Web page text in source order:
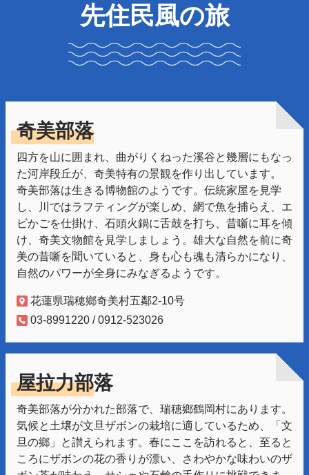
先住民風の旅
奇美部落
四方を山に囲まれ、曲がりくねった溪谷と幾層にもなっ
た河岸段丘が、奇美特有の景観を作り出しています。
奇美部落は生きる博物館のようです。伝統家屋を見学
し、川ではラフティングが楽しめ、網で魚を捕らえ、エ
ビかごを仕掛け、石頭火鍋に舌鼓を打ち、昔噺に耳を傾
け、奇美文物館を見学しましょう。雄大な自然を前に奇
美の昔噺を聞いていると、身も心も魂も清らかになり、
自然のパワーが全身にみなぎるようです。
花蓮県瑞穂鄉奇美村五鄰2-10号
03-8991220 / 0912-523026
屋拉力部落
奇美部落が分かれた部落で、瑞穂鄉鶴岡村にあります。
気候と土壌が文旦ザボンの栽培に適しているため、「文
旦の鄉」と讃えられます。春にここを訪れると、至ると
ころにザボンの花の香りが漂い、さわやかな味わいのザ